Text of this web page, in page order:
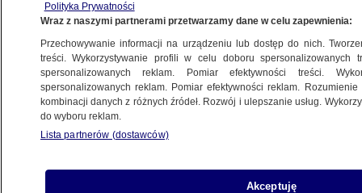
zakaz
25.08.2025, 17:26
Udostępnij
Polityka Prywatności
Wraz z naszymi partnerami przetwarzamy dane w celu zapewnienia:
Przechowywanie informacji na urządzeniu lub dostęp do nich.
treści. Wykorzystywanie profili w celu doboru spersonalizowanych
spersonalizowanych reklam. Pomiar efektywności treści.
spersonalizowanych reklam. Pomiar efektywności reklam.
kombinacji danych z różnych źródeł. Rozwój i ulepszanie usług.
do wyboru reklam.
Lista partnerów (dostawców)
Akceptuję